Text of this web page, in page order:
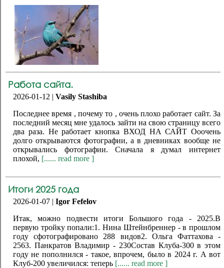
Работа сайта.
2026-01-12 | Vasily Stashiba
Последнее время , почему то , очень плохо работает сайт. За
последний месяц мне удалось зайти на свою страницу всего
два раза. Не работает кнопка ВХОД НА САЙТ Ооочень
долго открываются фотографии, а в дневниках вообще не
открывались фотографии. Сначала я думал интернет
плохой, [...... read more ]
Итоги 2025 года
2026-01-07 | Igor Fefelov
Итак, можно подвести итоги Большого года - 2025.В
первую тройку попали:1. Нина Штейнбреннер - в прошлом
году сфотографировано 288 видов2. Ольга Фаттахова -
2563. Панкратов Владимир - 230Состав Клуба-300 в этом
году не пополнился - такое, впрочем, было в 2024 г. А вот
Клуб-200 увеличился: теперь [...... read more ]